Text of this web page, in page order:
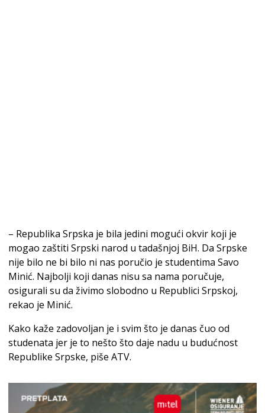
– Republika Srpska je bila jedini mogući okvir koji je
mogao zaštiti Srpski narod u tadašnjoj BiH. Da Srpske
nije bilo ne bi bilo ni nas poručio je studentima Savo
Minić. Najbolji koji danas nisu sa nama poručuje,
osigurali su da živimo slobodno u Republici Srpskoj,
rekao je Minić.
Kako kaže zadovoljan je i svim što je danas čuo od
studenata jer je to nešto što daje nadu u budućnost
Republike Srpske, piše ATV.